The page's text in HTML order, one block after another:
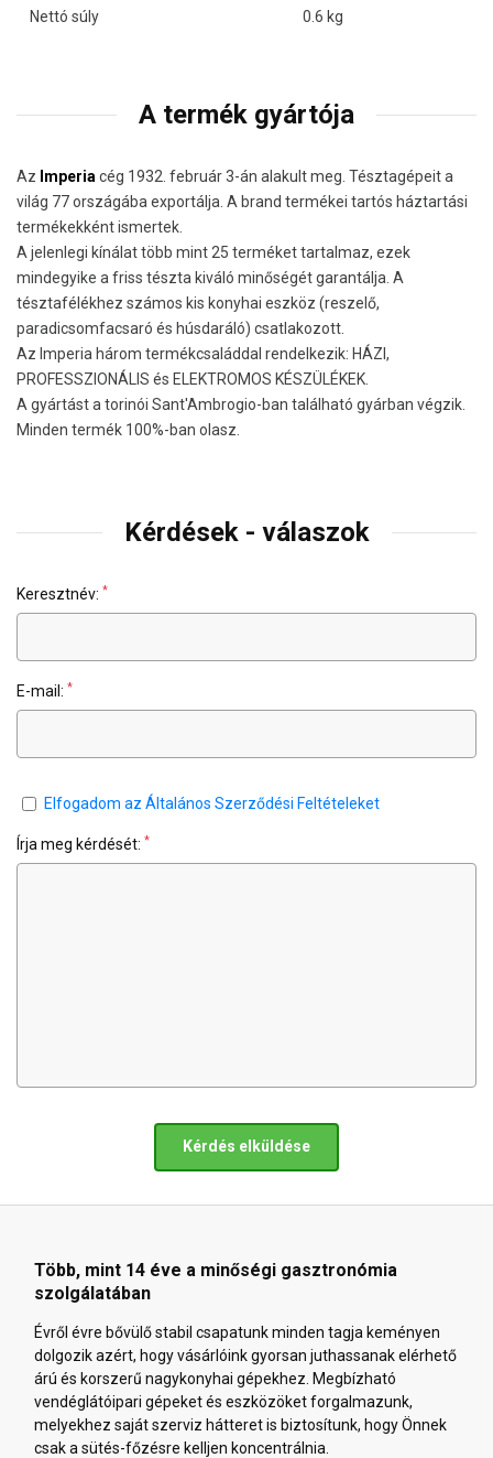
Nettó súly 0.6 kg
A termék gyártója
Az Imperia cég 1932. február 3-án alakult meg. Tésztagépeit a
világ 77 országába exportálja. A brand termékei tartós háztartási
termékekként ismertek.
A jelenlegi kínálat több mint 25 terméket tartalmaz, ezek
mindegyike a friss tészta kiváló minőségét garantálja. A
tésztafélékhez számos kis konyhai eszköz (reszelő,
paradicsomfacsaró és húsdaráló) csatlakozott.
Az Imperia három termékcsaláddal rendelkezik: HÁZI,
PROFESSZIONÁLIS és ELEKTROMOS KÉSZÜLÉKEK.
A gyártást a torinói Sant'Ambrogio-ban található gyárban végzik.
Minden termék 100%-ban olasz.
Kérdések - válaszok
Keresztnév: *
E-mail: *
Elfogadom az Általános Szerződési Feltételeket
Írja meg kérdését: *
Kérdés elküldése
Több, mint 14 éve a minőségi gasztronómia
szolgálatában
Évről évre bővülő stabil csapatunk minden tagja keményen
dolgozik azért, hogy vásárlóink gyorsan juthassanak elérhető
árú és korszerű nagykonyhai gépekhez. Megbízható
vendéglátóipari gépeket és eszközöket forgalmazunk,
melyekhez saját szerviz hátteret is biztosítunk, hogy Önnek
csak a sütés-főzésre kelljen koncentrálnia.